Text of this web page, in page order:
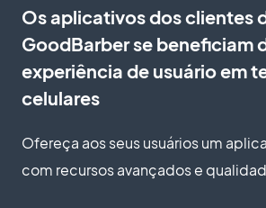
Os aplicativos dos clientes
GoodBarber se beneficiam
experiência de usuário em
celulares
Ofereça aos seus usuários um
com recursos avançados e